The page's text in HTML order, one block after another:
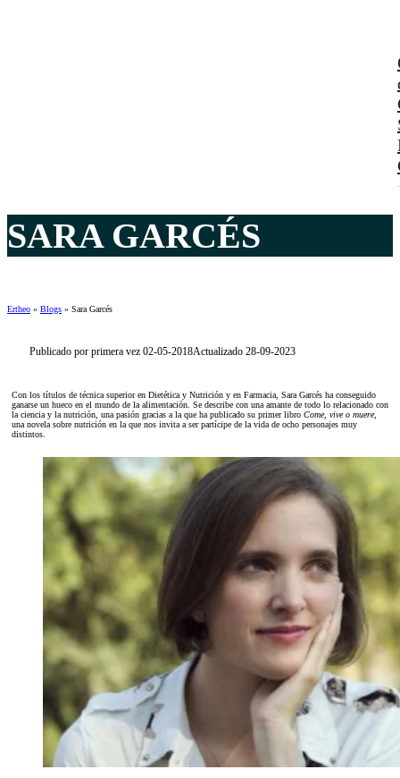
SARA GARCÉS
Ertheo » Blogs » Sara Garcés
Publicado por primera vez 02-05-2018Actualizado 28-09-2023
Con los títulos de técnica superior en Dietética y Nutrición y en Farmacia, Sara Garcés ha conseguido
ganarse un hueco en el mundo de la alimentación. Se describe con una amante de todo lo relacionado con
la ciencia y la nutrición, una pasión gracias a la que ha publicado su primer libro Come, vive o muere,
una novela sobre nutrición en la que nos invita a ser partícipe de la vida de ocho personajes muy
distintos.